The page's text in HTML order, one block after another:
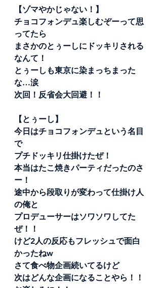
【ゾマやかじゃない！】
チョコフォンデュ楽しむぞーって思
ってたら
まさかのとぅーしにドッキリされる
なんて！
とぅーしも東京に染まっちまった
な…涙
次回！反省会大回避！！
【とぅーし】
今日はチョコフォンデュという名目
で
プチドッキリ仕掛けたぜ！
本当はたこ焼きパーティだったのさ
ー！
途中から段取りが変わって仕掛け人
の俺と
プロデューサーはソワソワしてた
ぜ！！
けど2人の反応もフレッシュで面白
かったねw
さて食べ物企画続いてるけど
次はどんな企画になることやら！！